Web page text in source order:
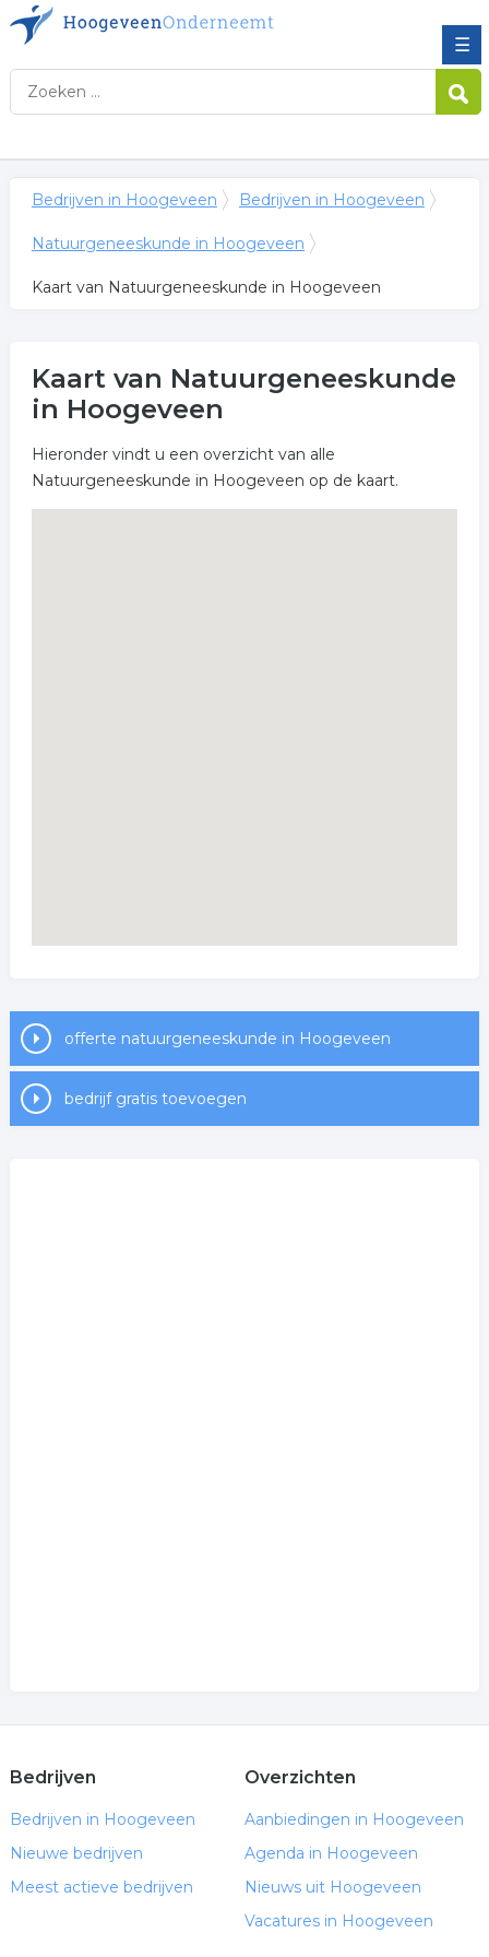
☰
Bedrijven in Hoogeveen Bedrijven in Hoogeveen
Natuurgeneeskunde in Hoogeveen
Kaart van Natuurgeneeskunde in Hoogeveen
Kaart van Natuurgeneeskunde
in Hoogeveen
Hieronder vindt u een overzicht van alle
Natuurgeneeskunde in Hoogeveen op de kaart.
offerte natuurgeneeskunde in Hoogeveen
bedrijf gratis toevoegen
Bedrijven
Bedrijven in Hoogeveen
Nieuwe bedrijven
Meest actieve bedrijven
Overzichten
Aanbiedingen in Hoogeveen
Agenda in Hoogeveen
Nieuws uit Hoogeveen
Vacatures in Hoogeveen